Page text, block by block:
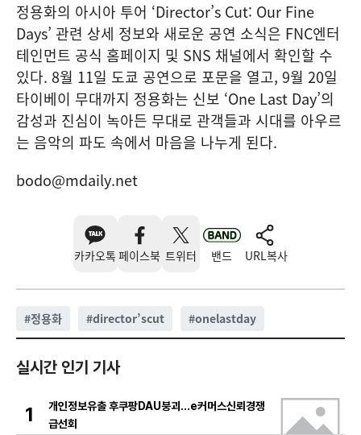
정용화의 아시아 투어 ‘Director’s Cut: Our Fine
Days’ 관련 상세 정보와 새로운 공연 소식은 FNC엔터
테인먼트 공식 홈페이지 및 SNS 채널에서 확인할 수
있다. 8월 11일 도쿄 공연으로 포문을 열고, 9월 20일
타이베이 무대까지 정용화는 신보 ‘One Last Day’의
감성과 진심이 녹아든 무대로 관객들과 시대를 아우르
는 음악의 파도 속에서 마음을 나누게 된다.
bodo@mdaily.net
카카오톡 페이스북 트위터 밴드 URL복사
#정용화 #director’scut #onelastday
실시간 인기 기사
1
개인정보유출 후쿠팡DAU붕괴…e커머스신뢰경쟁
급선회